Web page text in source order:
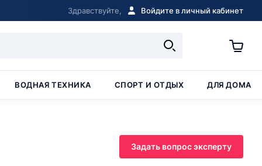
Здравствуйте, Войдите в личный кабинет
ВОДНАЯ ТЕХНИКА СПОРТ И ОТДЫХ ДЛЯ ДОМА
Задать вопрос эксперту